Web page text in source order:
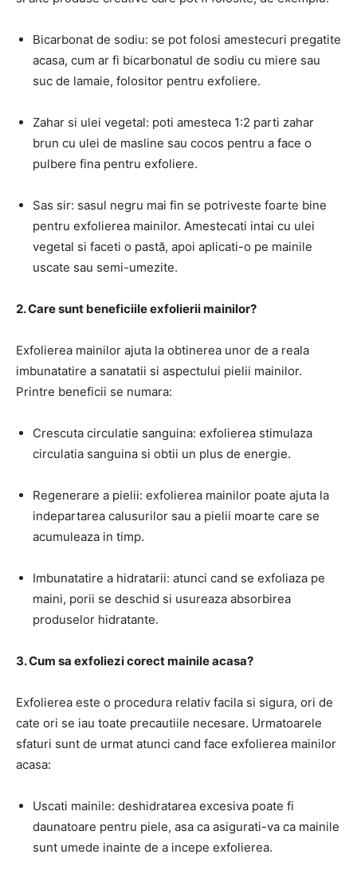
Bicarbonat de sodiu: se pot folosi amestecuri pregatite
acasa, cum ar fi bicarbonatul de sodiu cu miere sau
suc de lamaie, folositor pentru exfoliere.
Zahar si ulei vegetal: poti amesteca 1:2 parti zahar
brun cu ulei de masline sau cocos pentru a face o
pulbere fina pentru exfoliere.
Sas sir: sasul negru mai fin se potriveste foarte bine
pentru exfolierea mainilor. Amestecati intai cu ulei
vegetal si faceti o pastă, apoi aplicati-o pe mainile
uscate sau semi-umezite.
2. Care sunt beneficiile exfolierii mainilor?
Exfolierea mainilor ajuta la obtinerea unor de a reala
imbunatatire a sanatatii si aspectului pielii mainilor.
Printre beneficii se numara:
Crescuta circulatie sanguina: exfolierea stimulaza
circulatia sanguina si obtii un plus de energie.
Regenerare a pielii: exfolierea mainilor poate ajuta la
indepartarea calusurilor sau a pielii moarte care se
acumuleaza in timp.
Imbunatatire a hidratarii: atunci cand se exfoliaza pe
maini, porii se deschid si usureaza absorbirea
produselor hidratante.
3. Cum sa exfoliezi corect mainile acasa?
Exfolierea este o procedura relativ facila si sigura, ori de
cate ori se iau toate precautiile necesare. Urmatoarele
sfaturi sunt de urmat atunci cand face exfolierea mainilor
acasa:
Uscati mainile: deshidratarea excesiva poate fi
daunatoare pentru piele, asa ca asigurati-va ca mainile
sunt umede inainte de a incepe exfolierea.